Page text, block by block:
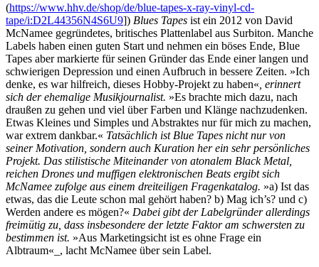
(https://www.hhv.de/shop/de/blue-tapes-x-ray-vinyl-cd-
tape/i:D2L44356N4S6U9]) Blues Tapes ist ein 2012 von David
McNamee gegründetes, britisches Plattenlabel aus Surbiton. Manche
Labels haben einen guten Start und nehmen ein böses Ende, Blue
Tapes aber markierte für seinen Gründer das Ende einer langen und
schwierigen Depression und einen Aufbruch in bessere Zeiten. »Ich
denke, es war hilfreich, dieses Hobby-Projekt zu haben« , erinnert
sich der ehemalige Musikjournalist. »Es brachte mich dazu, nach
draußen zu gehen und viel über Farben und Klänge nachzudenken.
Etwas Kleines und Simples und Abstraktes nur für mich zu machen,
war extrem dankbar.« Tatsächlich ist Blue Tapes nicht nur von
seiner Motivation, sondern auch Kuration her ein sehr persönliches
Projekt. Das stilistische Miteinander von atonalem Black Metal,
reichen Drones und muffigen elektronischen Beats ergibt sich
McNamee zufolge aus einem dreiteiligen Fragenkatalog. »a) Ist das
etwas, das die Leute schon mal gehört haben? b) Mag ich’s? und c)
Werden andere es mögen?« Dabei gibt der Labelgründer allerdings
freimütig zu, dass insbesondere der letzte Faktor am schwersten zu
bestimmen ist. »Aus Marketingsicht ist es ohne Frage ein
Albtraum«_, lacht McNamee über sein Label.